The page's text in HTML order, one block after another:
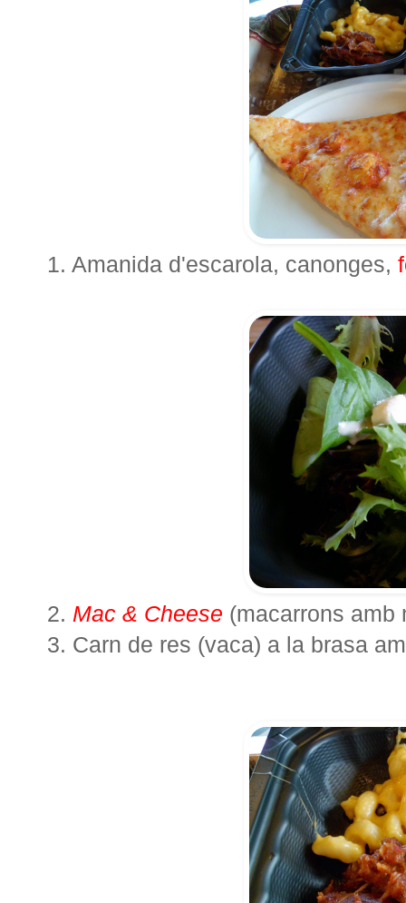
1. Amanida d'escarola, canonges,
2. Mac & Cheese (macarrons amb
3. Carn de res (vaca) a la brasa